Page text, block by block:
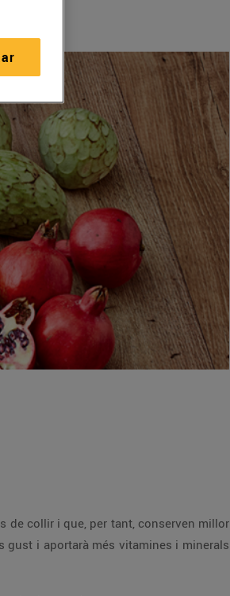
de collir i que, per tant, conserven millor
gust i aportarà més vitamines i minerals